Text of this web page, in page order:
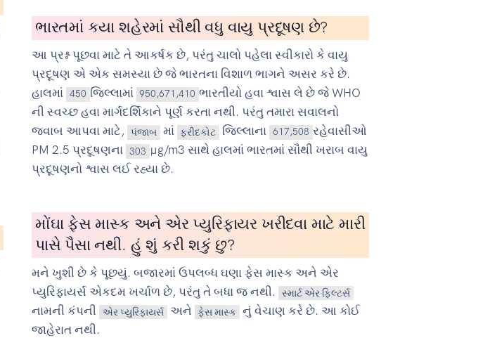
ભારતમાં કયા શહેરમાં સૌથી વધુ વાયુ પ્રદૂષણ છે?
આ પ્રશ્ન પૂછવા માટે તે આકર્ષક છે, પરંતુ ચાલો પહેલા સ્વીકારો કે વાયુ
પ્રદૂષણ એ એક સમસ્યા છે જે ભારતના વિશાળ ભાગને અસર કરે છે.
હાલમાં 450 જિલ્લામાં 950,671,410 ભારતીયો હવા શ્વાસ લે છે જે WHO
ની સ્વચ્છ હવા માર્ગદર્શિકાને પૂર્ણ કરતા નથી. પરંતુ તમારા સવાલનો
જવાબ આપવા માટે,
પંજાબ માં ફરીદકોટ જિલ્લાના 617,508 રહેવાસીઓ
PM 2.5 પ્રદૂષણના 303 µg/m3 સાથે હાલમાં ભારતમાં સૌથી ખરાબ વાયુ
પ્રદૂષણનો શ્વાસ લઈ રહ્યા છે.
મોંઘા ફેસ માસ્ક અને એર પ્યુરિફાયર ખરીદવા માટે મારી
પાસે પૈસા નથી. હું શું કરી શકું છુ?
મને ખુશી છે કે પૂછયું. બજારમાં ઉપલબ્ધ ઘણા ફેસ માસ્ક અને એર
પ્યુરિફાયર્સ એકદમ ખર્ચાળ છે, પરંતુ તે બધા જ નથી.
સ્માર્ટ એર ફિલ્ટર્સ
નામની કંપની એર પ્યુરિફાયર્સ અને ફેસ માસ્ક નું વેચાણ કરે છે. આ કોઈ
જાહેરાત નથી.